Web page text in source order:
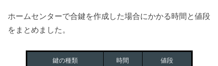
ホームセンターで合鍵を作成した場合にかかる時間と値段
をまとめました。
鍵の種類 時間 値段